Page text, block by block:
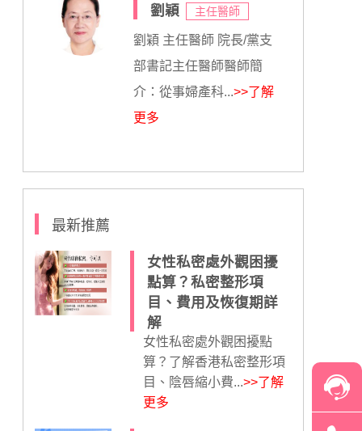
劉穎 主任醫師
劉穎 主任醫師 院長/黨支
部書記主任醫師醫師簡
介：從事婦產科...>>了解
更多
最新推薦
女性私密處外觀困擾
點算？私密整形項
目、費用及恢復期詳
解
女性私密處外觀困擾點
算？了解香港私密整形項
目、陰唇縮小費...>>了解
更多